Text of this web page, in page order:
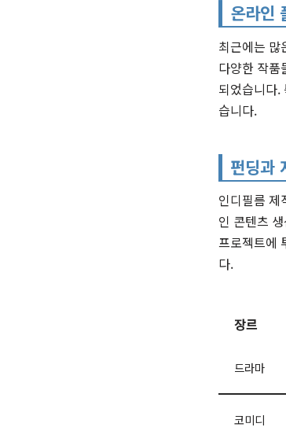
온라인
최근에는 많
다양한 작품
되었습니다.
습니다.
펀딩과
인디필름 제
인 콘텐츠
프로젝트에
다.
장르
드라마
코미디